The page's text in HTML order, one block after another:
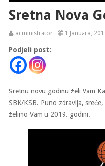
Sretna Nova
administrator 1 Januara,
Podjeli post:
Sretnu novu godinu želi Vam
SBK/KSB. Puno zdravlja,
želimo Vam u 2019. godini.